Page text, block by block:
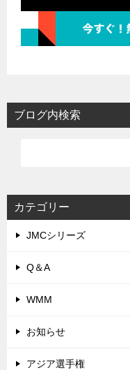
ブログ内検索
カテゴリー
JMCシリーズ
Q＆A
WMM
お知らせ
アジア選手権